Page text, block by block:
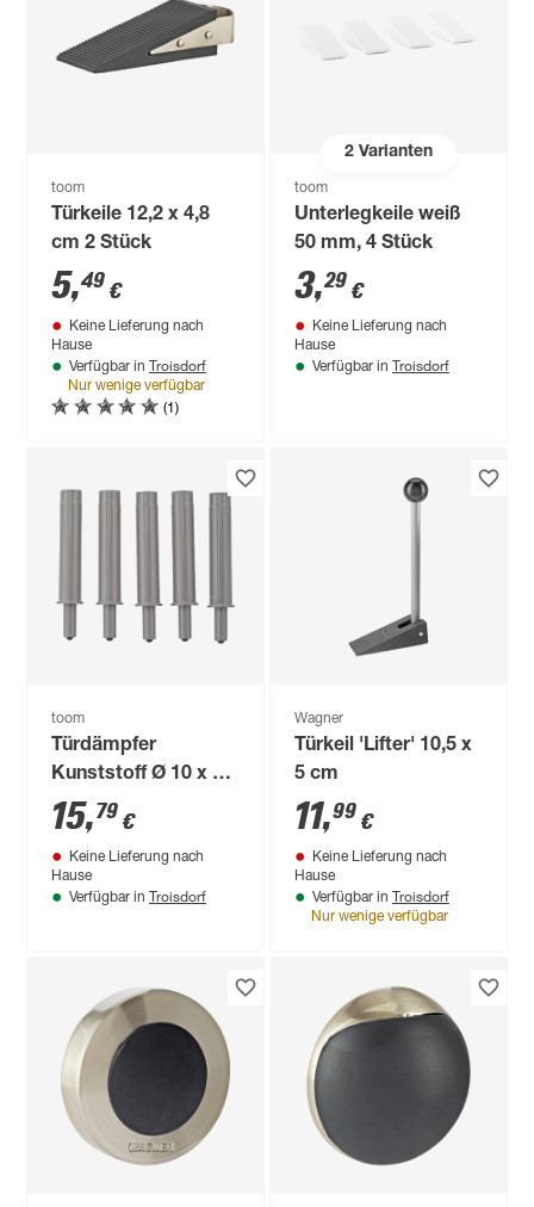
toom
Türkeile 12,2 x 4,8
cm 2 Stück
5,49 €
Keine Lieferung nach
Hause
Verfügbar in Troisdorf
Nur wenige verfügbar
(1)
2Varianten
toom
Unterlegkeile weiß
50 mm, 4 Stück
3,29 €
Keine Lieferung nach
Hause
Verfügbar in Troisdorf
toom
Türdämpfer
Kunststoff Ø 10 x 48
mm 5 Stück
15,79 €
Keine Lieferung nach
Hause
Verfügbar in Troisdorf
Wagner
Türkeil 'Lifter' 10,5 x
5 cm
11,99 €
Keine Lieferung nach
Hause
Verfügbar in Troisdorf
Nur wenige verfügbar